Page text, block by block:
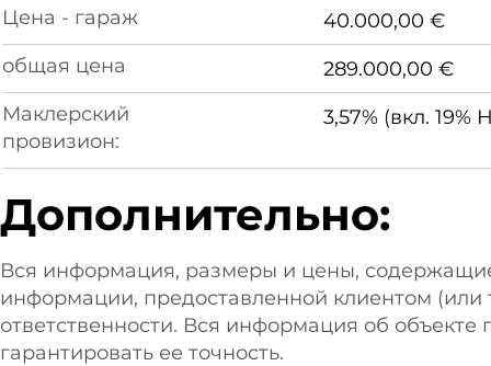
Цена - гараж
40.000,00 €
общая цена
289.000,00 €
Маклерский
провизион:
3,57% (вкл.
Дополнительно:
Вся информация, размеры и цены,
информации, предоставленной клиентом (или
ответственности. Вся информация об
гарантировать ее точность.